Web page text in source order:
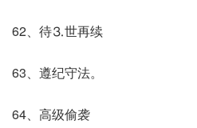
62、待⒊世再续
63、遵纪守法。
64、高级偷袭